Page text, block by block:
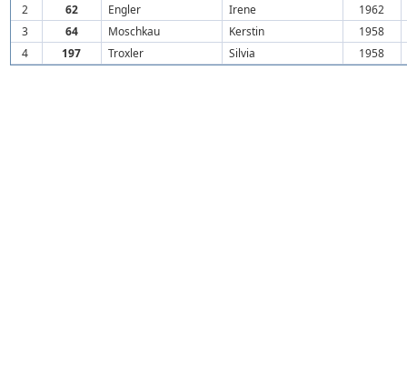
2
62 Engler Irene
1962
3
64 Moschkau Kerstin
1958
4
197 Troxler Silvia 1958